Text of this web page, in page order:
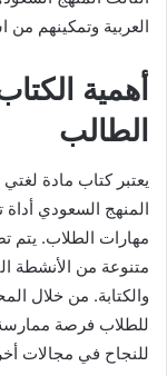
العربية وتمكينهم من
أهمية
الطالب
المنهج السعودي
مهارات الطلاب. يتم
متنوعة من الأنشطة
والكتابة. من خلال
للطلاب فرصة ممارسة
للنجاح في مجالات